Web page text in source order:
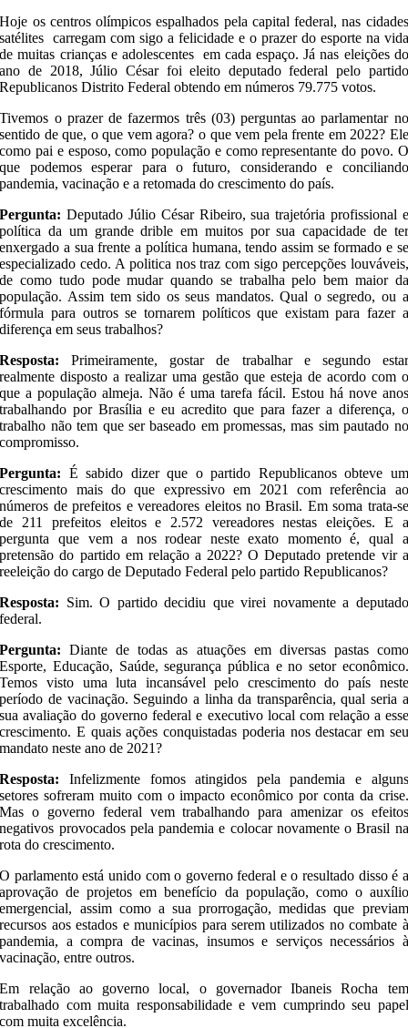
Hoje os centros olímpicos espalhados pela capital federal, nas cidades
satélites carregam com sigo a felicidade e o prazer do esporte na vida
de muitas crianças e adolescentes em cada espaço. Já nas eleições do
ano de 2018, Júlio César foi eleito deputado federal pelo partido
Republicanos Distrito Federal obtendo em números 79.775 votos.
Tivemos o prazer de fazermos três (03) perguntas ao parlamentar no
sentido de que, o que vem agora? o que vem pela frente em 2022? Ele
como pai e esposo, como população e como representante do povo. O
que podemos esperar para o futuro, considerando e conciliando
pandemia, vacinação e a retomada do crescimento do país.
Pergunta: Deputado Júlio César Ribeiro, sua trajetória profissional e
política da um grande drible em muitos por sua capacidade de ter
enxergado a sua frente a política humana, tendo assim se formado e se
especializado cedo. A politica nos traz com sigo percepções louváveis,
de como tudo pode mudar quando se trabalha pelo bem maior da
população. Assim tem sido os seus mandatos. Qual o segredo, ou a
fórmula para outros se tornarem políticos que existam para fazer a
diferença em seus trabalhos?
Resposta: Primeiramente, gostar de trabalhar e segundo estar
realmente disposto a realizar uma gestão que esteja de acordo com o
que a população almeja. Não é uma tarefa fácil. Estou há nove anos
trabalhando por Brasília e eu acredito que para fazer a diferença, o
trabalho não tem que ser baseado em promessas, mas sim pautado no
compromisso.
Pergunta: É sabido dizer que o partido Republicanos obteve um
crescimento mais do que expressivo em 2021 com referência ao
números de prefeitos e vereadores eleitos no Brasil. Em soma trata-se
de 211 prefeitos eleitos e 2.572 vereadores nestas eleições. E a
pergunta que vem a nos rodear neste exato momento é, qual a
pretensão do partido em relação a 2022? O Deputado pretende vir a
reeleição do cargo de Deputado Federal pelo partido Republicanos?
Resposta: Sim. O partido decidiu que virei novamente a deputado
federal.
Pergunta: Diante de todas as atuações em diversas pastas como
Esporte, Educação, Saúde, segurança pública e no setor econômico.
Temos visto uma luta incansável pelo crescimento do país neste
período de vacinação. Seguindo a linha da transparência, qual seria a
sua avaliação do governo federal e executivo local com relação a esse
crescimento. E quais ações conquistadas poderia nos destacar em seu
mandato neste ano de 2021?
Resposta: Infelizmente fomos atingidos pela pandemia e alguns
setores sofreram muito com o impacto econômico por conta da crise.
Mas o governo federal vem trabalhando para amenizar os efeitos
negativos provocados pela pandemia e colocar novamente o Brasil na
rota do crescimento.
O parlamento está unido com o governo federal e o resultado disso é a
aprovação de projetos em benefício da população, como o auxílio
emergencial, assim como a sua prorrogação, medidas que previam
recursos aos estados e municípios para serem utilizados no combate à
pandemia, a compra de vacinas, insumos e serviços necessários à
vacinação, entre outros.
Em relação ao governo local, o governador Ibaneis Rocha tem
trabalhado com muita responsabilidade e vem cumprindo seu papel
com muita excelência.